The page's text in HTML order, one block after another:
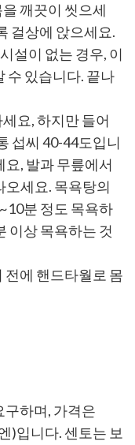
깨끗이 씻으세
걸상에 앉으세요.
설이 없는 경우, 이
수 있습니다. 끝나
요, 하지만 들어
섭씨 40-44도입니
, 발과 무릎에서
오세요. 목욕탕의
분 정도 목욕하
이상 목욕하는 것
전에 핸드타월로 몸
구하며, 가격은
)입니다. 센토는 보